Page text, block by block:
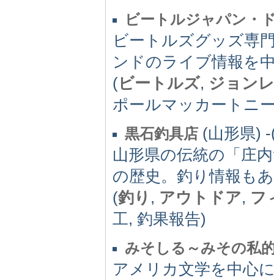
ビートルジャパン・
ビートルズグッズ専
ンドのライブ情報を
(ビートルズ, ジョン
ポールマッカートニ
黒石釣具店 (山形県)
山形県の伝統の「庄
の歴史。釣り情報も
(釣り , アウトドア, フ
工, 釣果報告)
みそしる～みその私
アメリカ文学を中心